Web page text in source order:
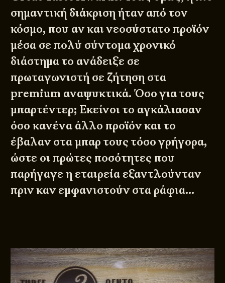
σημαντική διάκριση ήταν από τον
κόσμο, που αν και νεοσύστατο προϊόν
μέσα σε πολύ σύντομα χρονικό
διάστημα το ανάδειξε σε
πρωταγωνιστή σε ζήτηση στα
premium αναψυκτικά. Όσο για τους
μπαρτέντερ; Εκείνοι το αγκάλιασαν
όσο κανένα άλλο προϊόν και το
έβαλαν στα μπαρ τους τόσο γρήγορα,
ώστε οι πρώτες ποσότητες που
παρήγαγε η εταιρεία εξαντλούνταν
πριν καν εμφανιστούν στα ράφια…